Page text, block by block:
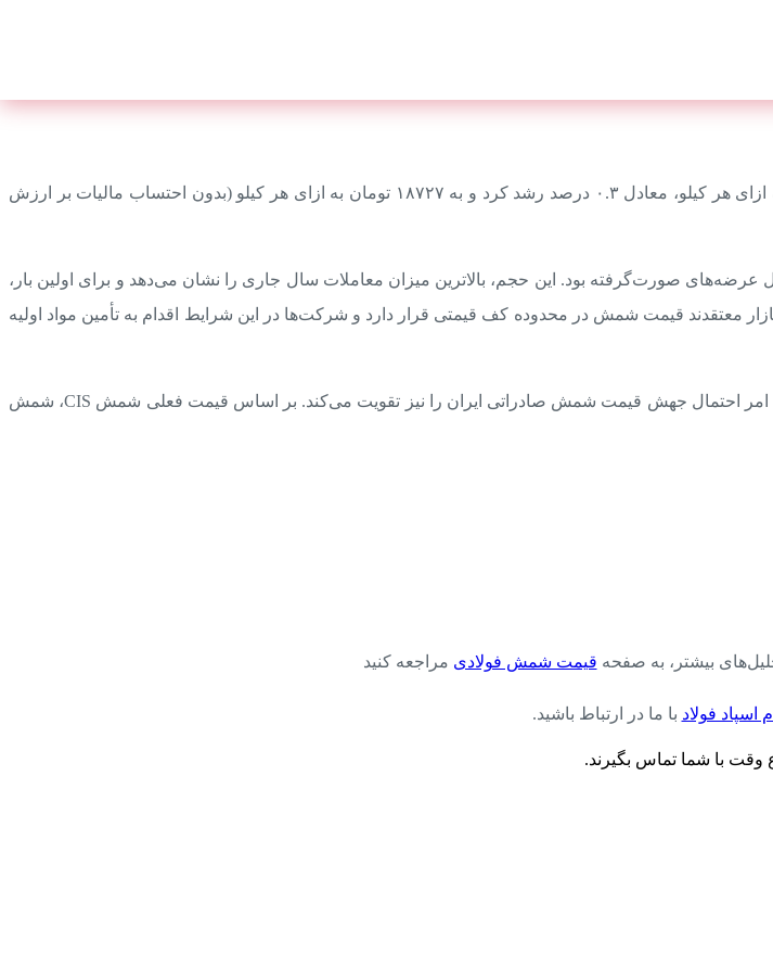
در بورس کالا نسبت به هفته گذشته با افزایش ۶۴ تومانی به ازای هر کیلو، معادل ۰.۳ درصد رشد کرد و به ۱۸۷۲۷ تومان به ازای هر کیلو (بدون احتساب مالیات بر ارزش
شمش فولادی در این هفته به بیش از ۲۰۶ هزار تن رسید که معادل ۹۴ درصد کل عرضه‌های صورت‌گرفته بود. این حجم، بالاترین میزان معاملات سال جاری را نشان می‌دهد و برای اولین بار،
فعالان بازار معتقدند قیمت شمش در محدوده کف قیمتی قرار دارد و شرکت‌ها در این شرایط اقدام به تأمین مواد اولیه
در بازارهای صادراتی، قیمت شمش فولادی CIS تا ۵۰۵ دلار به ازای هر تن افزایش یافته است. این امر احتمال جهش قیمت شمش صادراتی ایران را نیز تقویت می‌کند. بر اساس قیمت فعلی شمش CIS، شمش
بیشتر، به صفحه قیمت شمش فولادی مراجعه کنید
اسپاد فولاد با ما در ارتباط باشید.
وقت با شما تماس بگیرند.